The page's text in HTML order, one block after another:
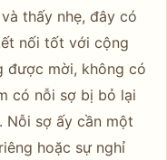
thấy nhẹ, đây có
nối tốt với cộng
được mời, không có
có nỗi sợ bị bỏ lại
Nỗi sợ ấy cần một
hoặc sự nghỉ